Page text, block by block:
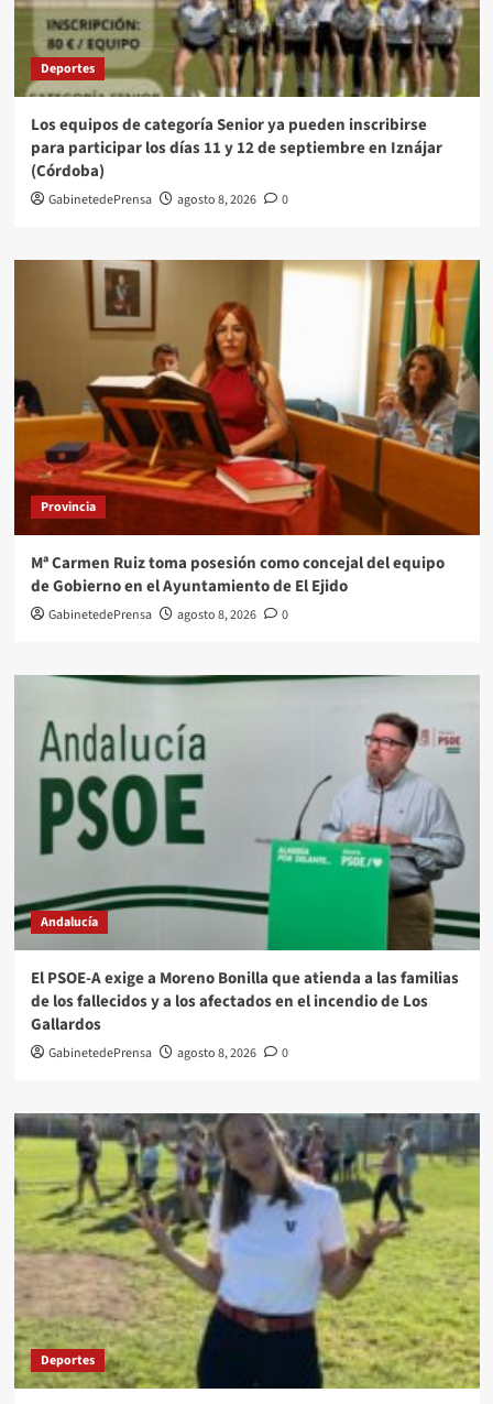
Deportes
Los equipos de categoría Senior ya pueden inscribirse
para participar los días 11 y 12 de septiembre en Iznájar
(Córdoba)
GabinetedePrensa agosto 8, 2026 0
Provincia
Mª Carmen Ruiz toma posesión como concejal del equipo
de Gobierno en el Ayuntamiento de El Ejido
GabinetedePrensa agosto 8, 2026 0
Andalucía
El PSOE-A exige a Moreno Bonilla que atienda a las familias
de los fallecidos y a los afectados en el incendio de Los
Gallardos
GabinetedePrensa agosto 8, 2026 0
Deportes